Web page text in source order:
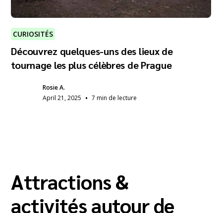
CURIOSITÉS
Découvrez quelques-uns des lieux de
tournage les plus célèbres de Prague
Rosie A.
April 21, 2025 • 7 min de lecture
Attractions &
activités autour de